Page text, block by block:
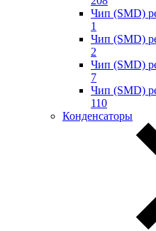
Чип (SMD)
1
Чип (SMD)
2
Чип (SMD)
7
Чип (SMD)
110
Конденсаторы